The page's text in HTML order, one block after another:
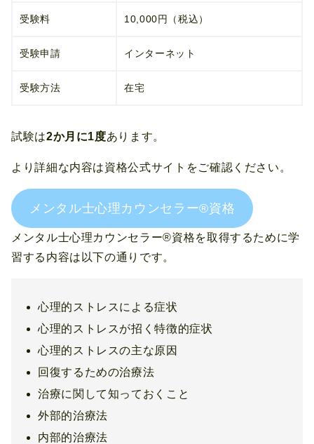
受験料 10,000円（税込）
受験申請 インターネット
受験方法 在宅
試験は2か月に1度あります。
より詳細な内容は資格公式サイトをご確認ください。
メンタル士心理カウンセラー®資格
メンタル士心理カウンセラー®資格を取得するために学
習する内容は以下の通りです。
心理的ストレスによる症状
心理的ストレスが招く特徴的症状
心理的ストレスの主な原因
回復するための治療法
治療に関して知っておくこと
外部的治療法
内部的治療法